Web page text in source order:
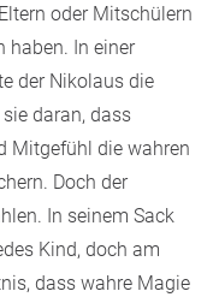
oder Mitschülern
haben. In einer
der Nikolaus die
daran, dass
Mitgefühl die wahren
Doch der
In seinem Sack
Kind, doch am
dass wahre Magie